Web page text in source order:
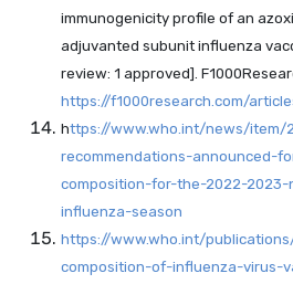
immunogenicity profile of an
adjuvanted subunit influenza
review: 1 approved].
https://f1000research.com/
https://www.who.int/news/item/
recommendations-announced-
composition-for-the-2022-
influenza-season
https://www.who.int/
composition-of-influenza-virus-